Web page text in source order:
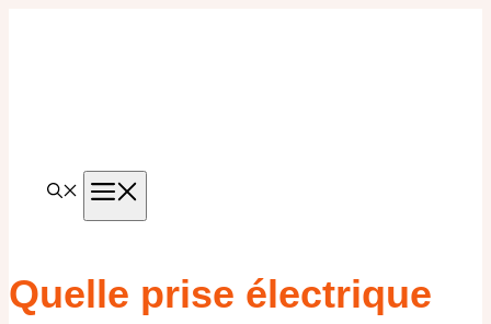
Quelle prise électrique